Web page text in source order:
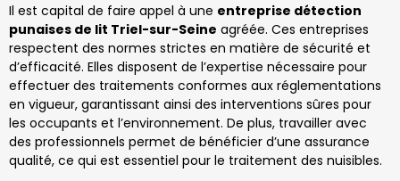
Il est capital de faire appel à une entreprise détection
punaises de lit Triel-sur-Seine agréée. Ces entreprises
respectent des normes strictes en matière de sécurité et
d’efficacité. Elles disposent de l’expertise nécessaire pour
effectuer des traitements conformes aux réglementations
en vigueur, garantissant ainsi des interventions sûres pour
les occupants et l’environnement. De plus, travailler avec
des professionnels permet de bénéficier d’une assurance
qualité, ce qui est essentiel pour le traitement des nuisibles.